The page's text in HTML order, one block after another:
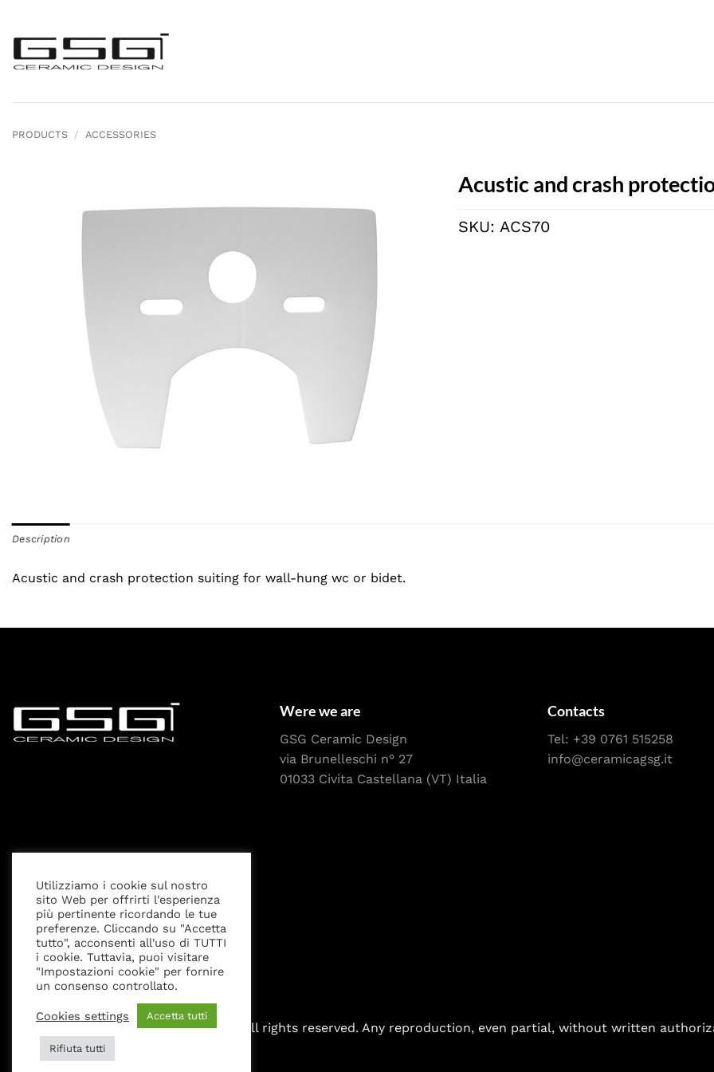
content
PRODUCTS / ACCESSORIES
Acustic and crash
SKU: ACS70
Description
Acustic and crash protection suiting for wall-hung wc or bidet.
Were we are
GSG Ceramic Design
via Brunelleschi n° 27
01033 Civita Castellana (VT) Italia
Contacts
Tel: +39 0761 515258
info@ceramicagsg.it
Privacy Policy Cookies settings Legal Notice
All rights reserved. Any reproduction, even partial, without written
Utilizziamo i cookie sul nostro
sito Web per offrirti l'esperienza
più pertinente ricordando le tue
preferenze. Cliccando su "Accetta
tutto", acconsenti all'uso di TUTTI
i cookie. Tuttavia, puoi visitare
"Impostazioni cookie" per fornire
un consenso controllato.
Cookies settings Accetta tutti
Rifiuta tutti